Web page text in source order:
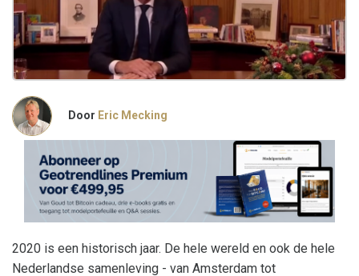
Door Eric Mecking
2020 is een historisch jaar. De hele wereld en ook de hele
Nederlandse samenleving - van Amsterdam tot